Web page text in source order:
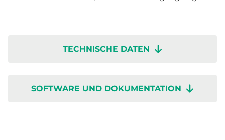
TECHNISCHE DATEN
SOFTWARE UND DOKUMENTATION